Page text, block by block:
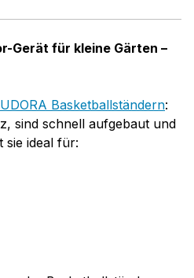
Gerät für kleine Gärten –
Basketballständern:
sind schnell aufgebaut und
sie ideal für: